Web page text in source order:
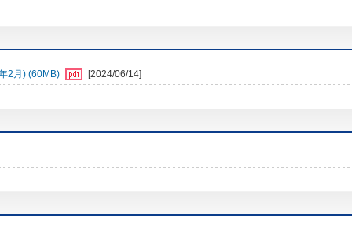
2月) (60MB) [2024/06/14]